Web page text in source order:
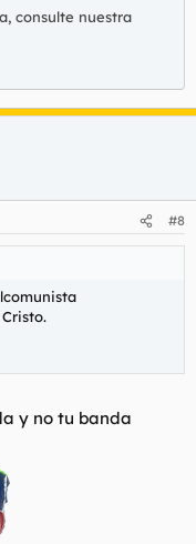
consulte nuestra
#8
y no tu banda